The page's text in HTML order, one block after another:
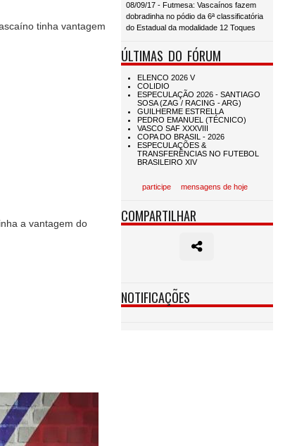
tinha vantagem
a vantagem do
08/09/17 - Futmesa: Vascaínos fazem
dobradinha no pódio da 6ª classificatória
do Estadual da modalidade 12 Toques
ÚLTIMAS DO FÓRUM
participe mensagens de hoje
COMPARTILHAR
NOTIFICAÇÕES